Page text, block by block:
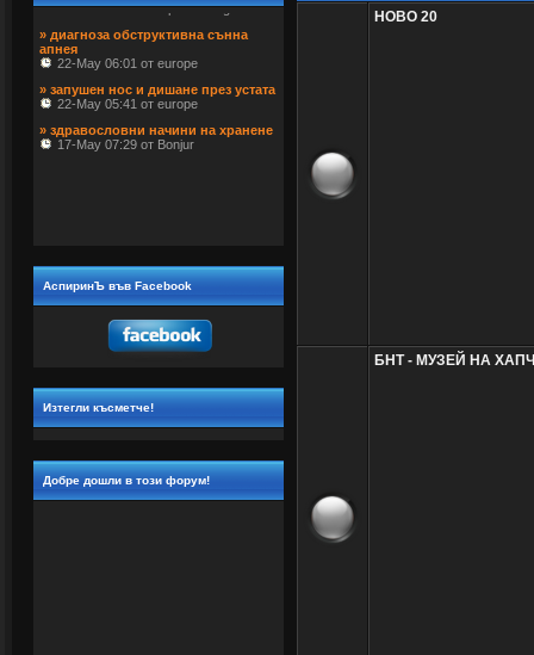
» диагноза обструктивна сънна
22-May 06:01 от europe
» запушен нос и дишане през устата
» здравословни начини на хранене
АспиринЪ във Facebook
Изтегли късметче!
Добре дошли в този форум!
НОВО 20
БНТ - МУЗЕЙ НА